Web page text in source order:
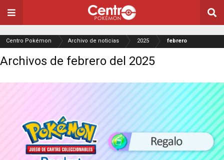
Centro Pokémon Archivo de noticias 2025 febrero
Archivos de febrero del 2025